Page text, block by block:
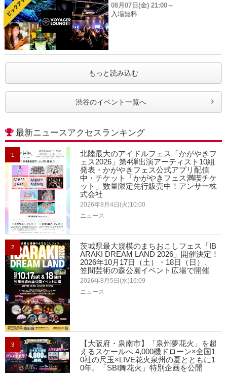
08月07日(金) 21:00～
入場無料
もっと読み込む
渋谷のイベント一覧へ
最新ニュースアクセスランキング
1
北陸最大のアイドルフェス「かがやきフ
ェス2026」第4弾出演アーティスト10組
発表・かがやきフェス公式アプリ配信
中・チケット「かがやきフェス満喫チケ
ット」数量限定先行販売中！アンサー株
式会社
2026年8月4日(火)10:00
ニュース
2
茨城県最大規模のまちおこしフェス「IB
ARAKI DREAM LAND 2026」開催決定！
2026年10月17日（土）・18日（日）、
笠間芸術の森公園イベント広場で開催
2026年8月5日(水)16:09
ニュース
3
【大阪府・泉南市】「泉州夢花火」を超
えるスケールへ 4,000機ドローン×全国1
0社の尺玉×LIVE花火泉州の夏とともに1
0年。「SBI舞花火」特別企画を公開